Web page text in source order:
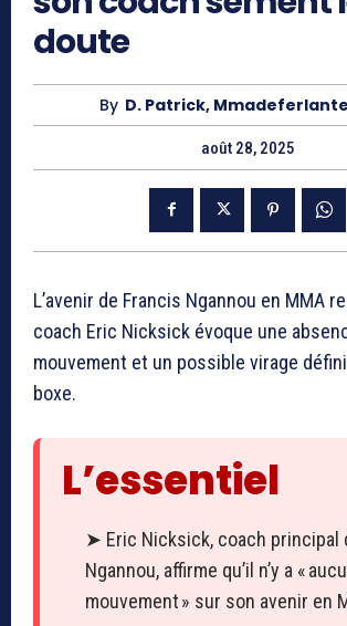
doute
By D. Patrick,
août 28, 2025
L’avenir de Francis Ngannou en MMA
coach Eric Nicksick évoque une
mouvement et un possible virage
boxe.
L’essentiel
➤ Eric Nicksick, coach principal
Ngannou, affirme qu’il n’y a «
mouvement » sur son avenir en